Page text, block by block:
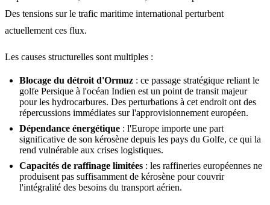
Des tensions sur le trafic maritime international perturbent
actuellement ces flux.
Les causes structurelles sont multiples :
Blocage du détroit d'Ormuz : ce passage stratégique reliant le
golfe Persique à l'océan Indien est un point de transit majeur
pour les hydrocarbures. Des perturbations à cet endroit ont des
répercussions immédiates sur l'approvisionnement européen.
Dépendance énergétique : l'Europe importe une part
significative de son kérosène depuis les pays du Golfe, ce qui la
rend vulnérable aux crises logistiques.
Capacités de raffinage limitées : les raffineries européennes ne
produisent pas suffisamment de kérosène pour couvrir
l'intégralité des besoins du transport aérien.